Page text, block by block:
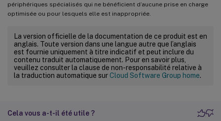
périphériques spécialisés qui ne bénéficient d’aucune prise en charge
optimisée ou pour lesquels elle est inappropriée.
La version officielle de la documentation de ce produit est en
anglais. Toute version dans une langue autre que l’anglais
est fournie uniquement à titre indicatif et peut inclure du
contenu traduit automatiquement. Pour en savoir plus,
veuillez consulter la clause de non-responsabilité relative à
la traduction automatique surCloud Software Group home.
Cela vous a-t-il été utile ?